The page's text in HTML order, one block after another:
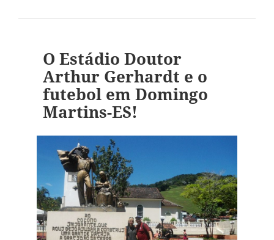
O Estádio Doutor
Arthur Gerhardt e o
futebol em Domingo
Martins-ES!